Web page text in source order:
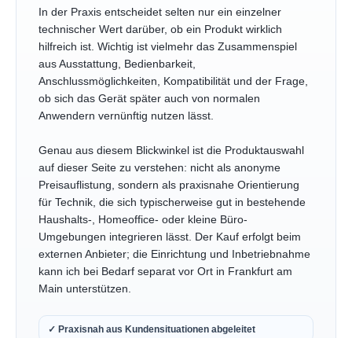
In der Praxis entscheidet selten nur ein einzelner
technischer Wert darüber, ob ein Produkt wirklich
hilfreich ist. Wichtig ist vielmehr das Zusammenspiel
aus Ausstattung, Bedienbarkeit,
Anschlussmöglichkeiten, Kompatibilität und der Frage,
ob sich das Gerät später auch von normalen
Anwendern vernünftig nutzen lässt.
Genau aus diesem Blickwinkel ist die Produktauswahl
auf dieser Seite zu verstehen: nicht als anonyme
Preisauflistung, sondern als praxisnahe Orientierung
für Technik, die sich typischerweise gut in bestehende
Haushalts-, Homeoffice- oder kleine Büro-
Umgebungen integrieren lässt. Der Kauf erfolgt beim
externen Anbieter; die Einrichtung und Inbetriebnahme
kann ich bei Bedarf separat vor Ort in Frankfurt am
Main unterstützen.
✓ Praxisnah aus Kundensituationen abgeleitet